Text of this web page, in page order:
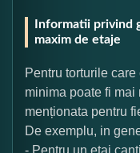
Informatii privind
maxim de etaje
Pentru torturile
minima poate fi
menționata pentru
De exemplu, in
- Pentru un etaj